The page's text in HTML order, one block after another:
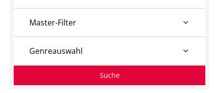
Master-Filter
Genreauswahl
Suche